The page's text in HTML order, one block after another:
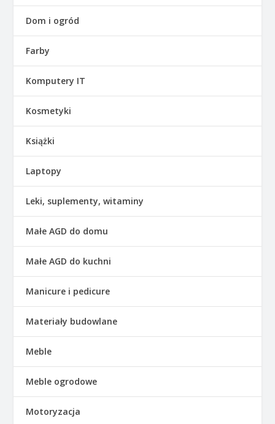
Dom i ogród
Farby
Komputery IT
Kosmetyki
Książki
Laptopy
Leki, suplementy, witaminy
Małe AGD do domu
Małe AGD do kuchni
Manicure i pedicure
Materiały budowlane
Meble
Meble ogrodowe
Motoryzacja